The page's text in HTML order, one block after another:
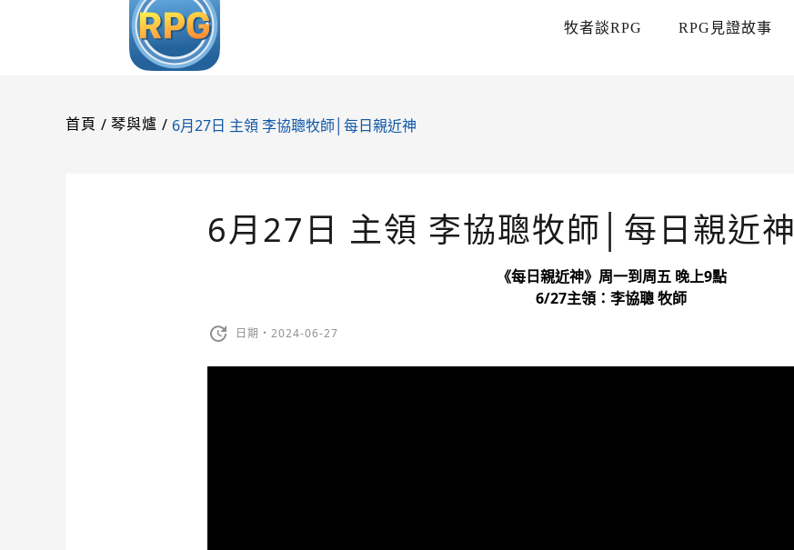
牧者談RPG RPG見證故事
首頁 / 琴與爐 / 6月27日 主領 李協聰牧師│每日親近神
6月27日 主領 李協聰牧師│每日親近神
《每日親近神》周一到周五 晚上9點
6/27主領：李協聰 牧師
日期・2024-06-27